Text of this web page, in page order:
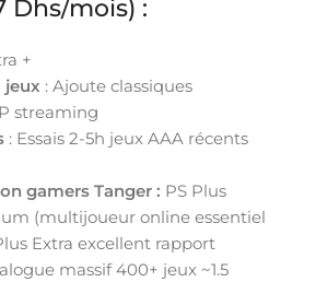
Dhs/mois) :
+
jeux : Ajoute classiques
streaming
: Essais 2-5h jeux AAA récents
gamers Tanger : PS Plus
(multijoueur online essentiel
Extra excellent rapport
massif 400+ jeux ~1.5